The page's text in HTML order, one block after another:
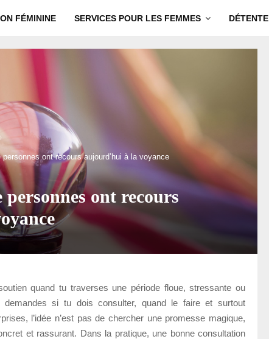
FÉMININE SERVICES POUR LES FEMMES DÉTENTE
ont recours aujourd’hui à la voyance
personnes ont recours
quand tu traverses une période floue, stressante ou
demandes si tu dois consulter, quand le faire et surtout
l’idée n’est pas de chercher une promesse magique,
et rassurant. Dans la pratique, une bonne consultation